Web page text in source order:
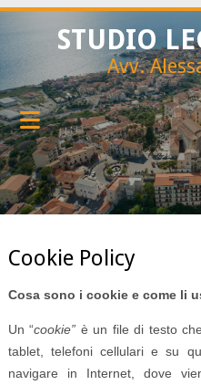
STUDIO
Avv.
Cookie Policy
Cosa sono i cookie e come li
Un “cookie” è un file di testo
tablet, telefoni cellulari e su
navigare in Internet, dove